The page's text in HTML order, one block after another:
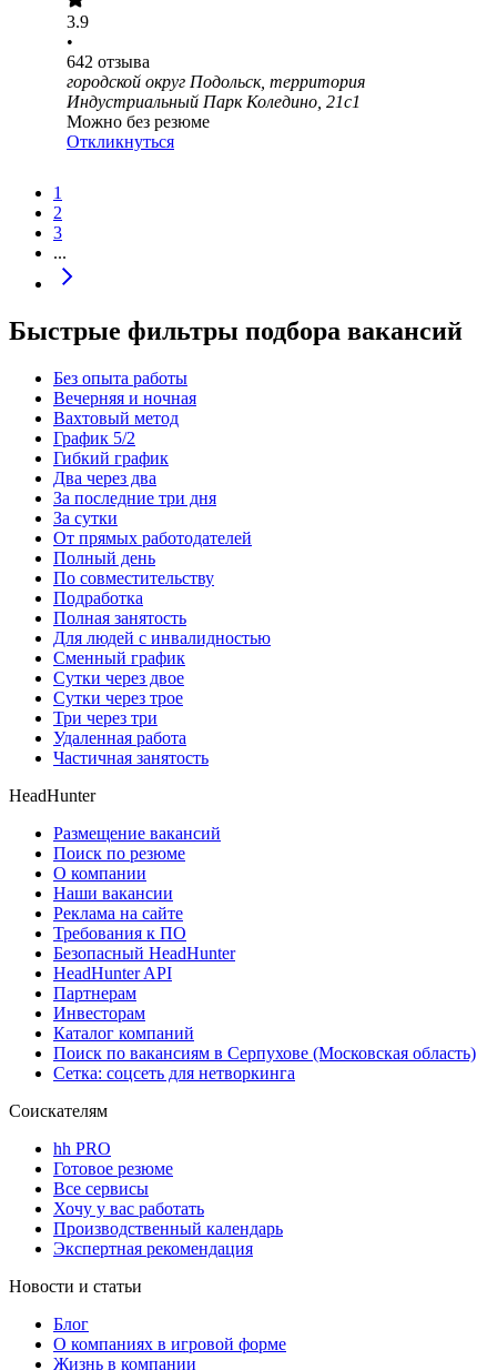
3.9
•
642 отзыва
городской округ Подольск, территория
Индустриальный Парк Коледино, 21с1
Можно без резюме
Откликнуться
1
2
3
...
Быстрые фильтры подбора вакансий
Без опыта работы
Вечерняя и ночная
Вахтовый метод
График 5/2
Гибкий график
Два через два
За последние три дня
За сутки
От прямых работодателей
Полный день
По совместительству
Подработка
Полная занятость
Для людей с инвалидностью
Сменный график
Сутки через двое
Сутки через трое
Три через три
Удаленная работа
Частичная занятость
HeadHunter
Размещение вакансий
Поиск по резюме
О компании
Наши вакансии
Реклама на сайте
Требования к ПО
Безопасный HeadHunter
HeadHunter API
Партнерам
Инвесторам
Каталог компаний
Поиск по вакансиям в Серпухове (Московская область)
Сетка: соцсеть для нетворкинга
Соискателям
hh PRO
Готовое резюме
Все сервисы
Хочу у вас работать
Производственный календарь
Экспертная рекомендация
Новости и статьи
Блог
О компаниях в игровой форме
Жизнь в компании